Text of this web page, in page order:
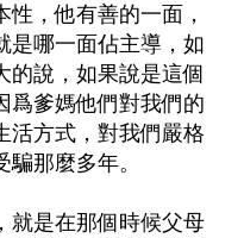
性，他有善的一面，
是哪一面佔主導，如
的說，如果說是這個
爲爹媽他們對我們的
活方式，對我們嚴格
那麼多年。
就是在那個時候父母